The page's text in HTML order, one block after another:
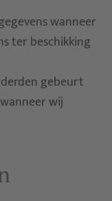
wanneer
ter beschikking
gebeurt
wij